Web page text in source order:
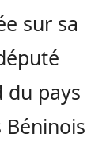
sur sa
du pays
Béninois